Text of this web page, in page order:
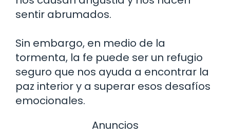
sentir abrumados.
Sin embargo, en medio de la
tormenta, la fe puede ser un refugio
seguro que nos ayuda a encontrar la
paz interior y a superar esos desafíos
emocionales.
Anuncios